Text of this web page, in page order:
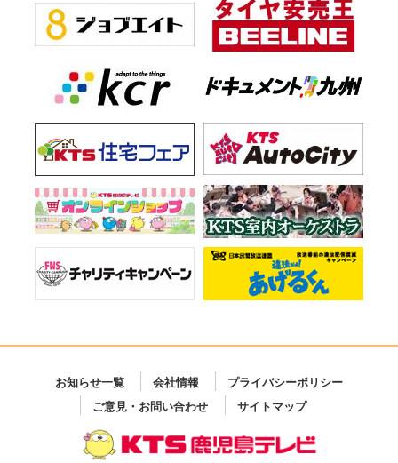
お知らせ一覧 会社情報
プライバシーポリシー
ご意見・お問い合わせ
サイトマップ